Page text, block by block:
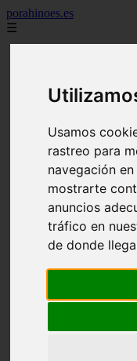
Usamos
rastreo para
navegación
mostrarte
anuncios
tráfico en
de donde
porahinoes.es
☰
benidorm
c cordoba
c entre rios
c generalidades del
c mendoza
c neuquen
c provincias
c rio negro
c santa fe
c tierra de fuego
c tucuman
c zona austral
category